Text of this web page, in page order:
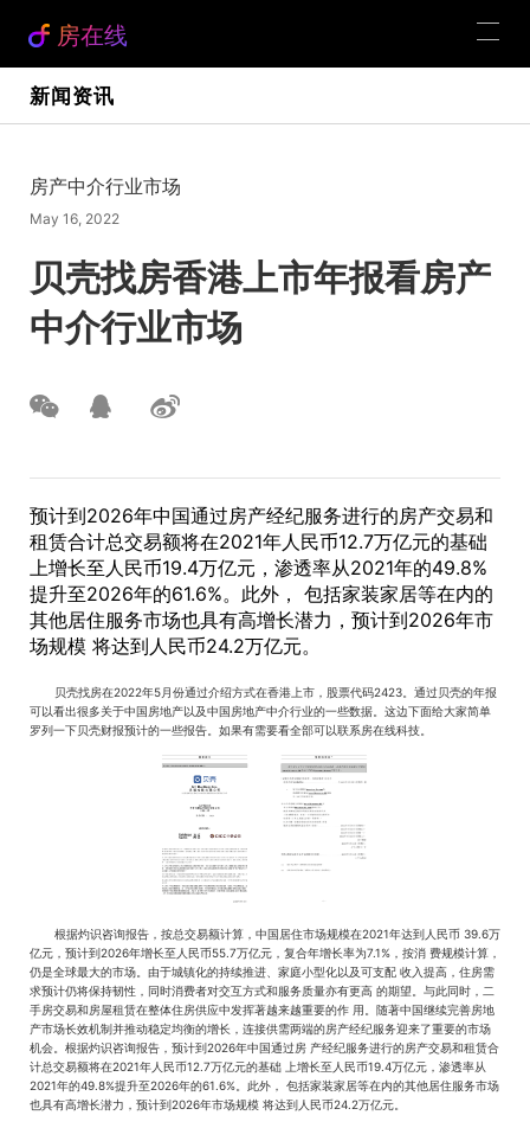
房在线
新闻资讯
房产中介行业市场
May 16, 2022
贝壳找房香港上市年报看房产
中介行业市场
预计到2026年中国通过房产经纪服务进行的房产交易和
租赁合计总交易额将在2021年人民币12.7万亿元的基础
上增长至人民币19.4万亿元，渗透率从2021年的49.8%
提升至2026年的61.6%。此外， 包括家装家居等在内的
其他居住服务市场也具有高增长潜力，预计到2026年市
场规模 将达到人民币24.2万亿元。
贝壳找房在2022年5月份通过介绍方式在香港上市，股票代码2423。通过贝壳的年报
可以看出很多关于中国房地产以及中国房地产中介行业的一些数据。这边下面给大家简单
罗列一下贝壳财报预计的一些报告。如果有需要看全部可以联系房在线科技。
根据灼识咨询报告，按总交易额计算，中国居住市场规模在2021年达到人民币 39.6万
亿元，预计到2026年增长至人民币55.7万亿元，复合年增长率为7.1%，按消 费规模计算，
仍是全球最大的市场。由于城镇化的持续推进、家庭小型化以及可支配 收入提高，住房需
求预计仍将保持韧性，同时消费者对交互方式和服务质量亦有更高 的期望。与此同时，二
手房交易和房屋租赁在整体住房供应中发挥著越来越重要的作 用。随著中国继续完善房地
产市场长效机制并推动稳定均衡的增长，连接供需两端的房产经纪服务迎来了重要的市场
机会。根据灼识咨询报告，预计到2026年中国通过房 产经纪服务进行的房产交易和租赁合
计总交易额将在2021年人民币12.7万亿元的基础 上增长至人民币19.4万亿元，渗透率从
2021年的49.8%提升至2026年的61.6%。此外， 包括家装家居等在内的其他居住服务市场
也具有高增长潜力，预计到2026年市场规模 将达到人民币24.2万亿元。